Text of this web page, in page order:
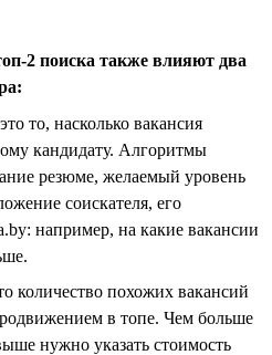
2 поиска также влияют два
то, насколько вакансия
кандидату. Алгоритмы
резюме, желаемый уровень
соискателя, его
например, на какие вакансии
количество похожих вакансий
в топе. Чем больше
нужно указать стоимость